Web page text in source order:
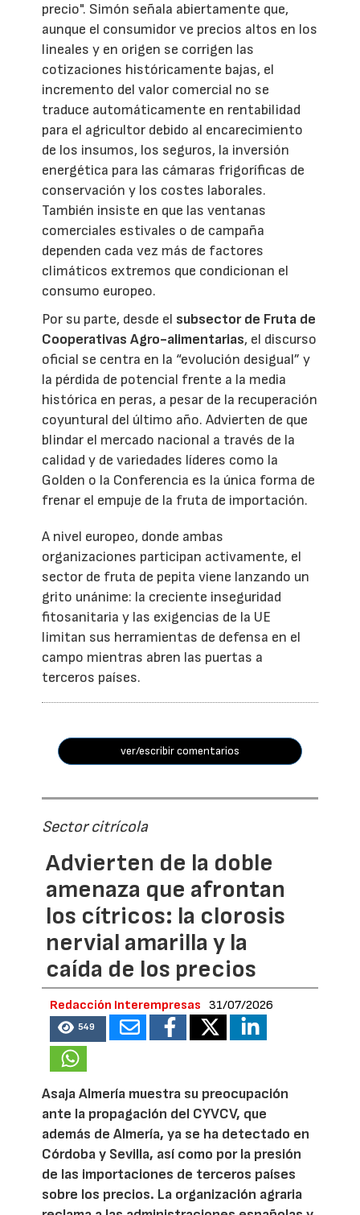
precio". Simón señala abiertamente que,
aunque el consumidor ve precios altos en los
lineales y en origen se corrigen las
cotizaciones históricamente bajas, el
incremento del valor comercial no se
traduce automáticamente en rentabilidad
para el agricultor debido al encarecimiento
de los insumos, los seguros, la inversión
energética para las cámaras frigoríficas de
conservación y los costes laborales.
También insiste en que las ventanas
comerciales estivales o de campaña
dependen cada vez más de factores
climáticos extremos que condicionan el
consumo europeo.
Por su parte, desde el subsector de Fruta de
Cooperativas Agro-alimentarias, el discurso
oficial se centra en la “evolución desigual” y
la pérdida de potencial frente a la media
histórica en peras, a pesar de la recuperación
coyuntural del último año. Advierten de que
blindar el mercado nacional a través de la
calidad y de variedades líderes como la
Golden o la Conferencia es la única forma de
frenar el empuje de la fruta de importación.
A nivel europeo, donde ambas
organizaciones participan activamente, el
sector de fruta de pepita viene lanzando un
grito unánime: la creciente inseguridad
fitosanitaria y las exigencias de la UE
limitan sus herramientas de defensa en el
campo mientras abren las puertas a
terceros países.
ver/escribir comentarios
Sector citrícola
Advierten de la doble
amenaza que afrontan
los cítricos: la clorosis
nervial amarilla y la
caída de los precios
Redacción Interempresas 31/07/2026
549
Asaja Almería muestra su preocupación
ante la propagación del CYVCV, que
además de Almería, ya se ha detectado en
Córdoba y Sevilla, así como por la presión
de las importaciones de terceros países
sobre los precios. La organización agraria